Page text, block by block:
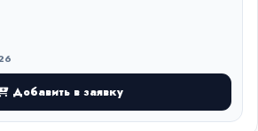
Добавить в заявку